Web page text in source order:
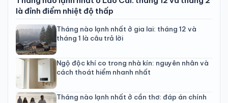
là đỉnh điểm nhiệt độ thấp
Tháng nào lạnh nhất ở gia lai: tháng 12 và
tháng 1 là câu trả lời
Ngộ độc khí co trong nhà kín: nguyên nhân và
cách thoát hiểm nhanh nhất
Tháng nào lạnh nhất ở cần thơ: đáp án chính